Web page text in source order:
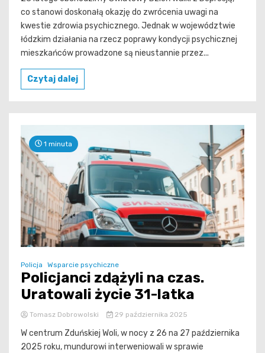
co stanowi doskonałą okazję do zwrócenia uwagi na
kwestie zdrowia psychicznego. Jednak w województwie
łódzkim działania na rzecz poprawy kondycji psychicznej
mieszkańców prowadzone są nieustannie przez...
Czytaj dalej
1 minuta
Policja Wsparcie psychiczne
Policjanci zdążyli na czas.
Uratowali życie 31-latka
Tomasz Dobrowolski 29 października 2025
W centrum Zduńskiej Woli, w nocy z 26 na 27 października
2025 roku, mundurowi interweniowali w sprawie